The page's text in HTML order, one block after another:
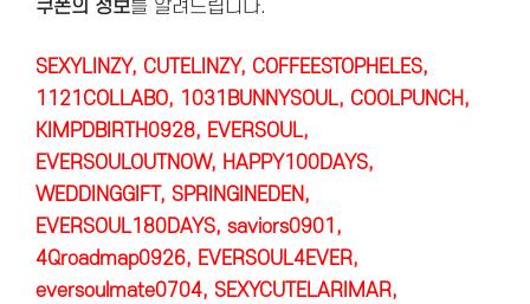
쿠폰의 정보를 알려드립니다.
SEXYLINZY, CUTELINZY, COFFEESTOPHELES,
1121COLLABO, 1031BUNNYSOUL, COOLPUNCH,
KIMPDBIRTH0928, EVERSOUL,
EVERSOULOUTNOW, HAPPY100DAYS,
WEDDINGGIFT, SPRINGINEDEN,
EVERSOUL180DAYS, saviors0901,
4Qroadmap0926, EVERSOUL4EVER,
eversoulmate0704, SEXYCUTELARIMAR,